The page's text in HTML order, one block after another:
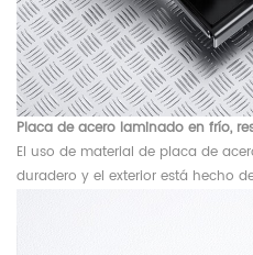
Placa de acero laminado en frío,
El uso de material de placa de
duradero y el exterior está hecho